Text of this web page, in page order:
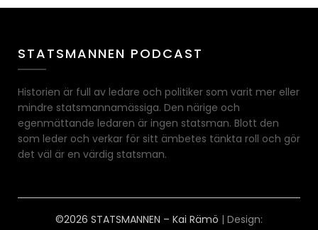
STATSMANNEN PODCAST
Historien är full av ledare och politiker som varit mer eller
mindre statsmannamässiga. Den närige och
egenmättande ledaren är ingen statsman. Blott den
som leder och verkar för sitt ämbetes tänkta roll och gör
det väl är en värdig statsman.
©2026 STATSMANNEN – Kai Rämö | Design: